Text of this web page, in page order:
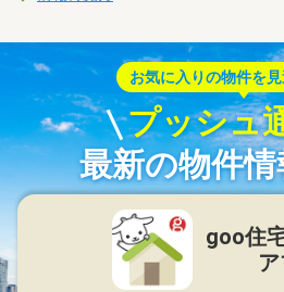
お気に入りの物件を見
プッシュ
最新の物件
goo住